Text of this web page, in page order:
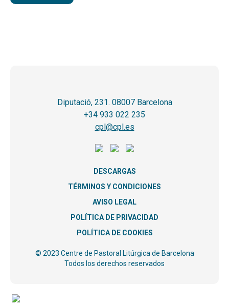
Diputació, 231. 08007 Barcelona
+34 933 022 235
cpl@cpl.es
DESCARGAS
TÉRMINOS Y CONDICIONES
AVISO LEGAL
POLÍTICA DE PRIVACIDAD
POLÍTICA DE COOKIES
© 2023 Centre de Pastoral Litúrgica de Barcelona
Todos los derechos reservados